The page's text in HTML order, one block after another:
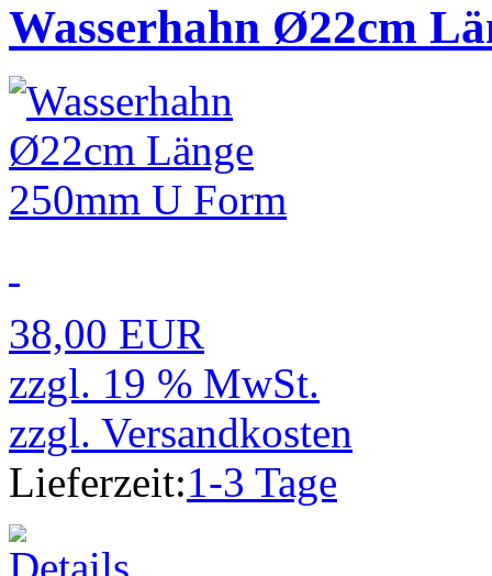
Wasserhahn Ø22cm
38,00 EUR
zzgl. 19 % MwSt.
zzgl. Versandkosten
Lieferzeit:1-3 Tage